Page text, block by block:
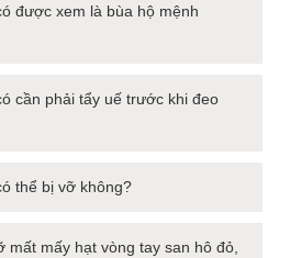
được xem là bùa hộ mệnh
cần phải tẩy uế trước khi đeo
thể bị vỡ không?
mất mấy hạt vòng tay san hô đỏ,